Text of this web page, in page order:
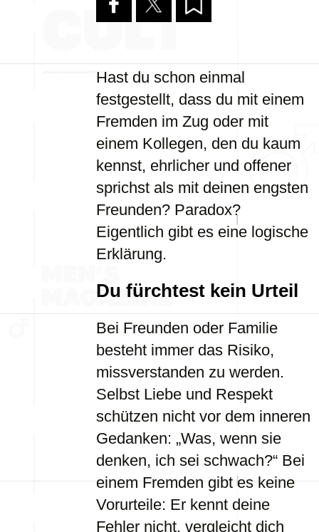
Hast du schon einmal
festgestellt, dass du mit einem
Fremden im Zug oder mit
einem Kollegen, den du kaum
kennst, ehrlicher und offener
sprichst als mit deinen engsten
Freunden? Paradox?
Eigentlich gibt es eine logische
Erklärung.
Du fürchtest kein Urteil
Bei Freunden oder Familie
besteht immer das Risiko,
missverstanden zu werden.
Selbst Liebe und Respekt
schützen nicht vor dem inneren
Gedanken: „Was, wenn sie
denken, ich sei schwach?“ Bei
einem Fremden gibt es keine
Vorurteile: Er kennt deine
Fehler nicht, vergleicht dich